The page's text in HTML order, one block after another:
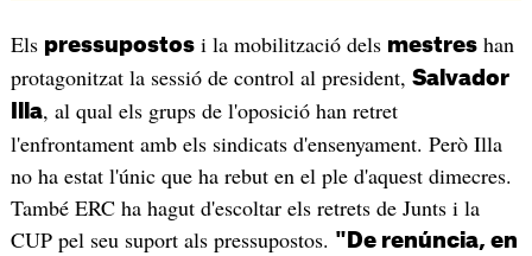
Els pressupostosi la mobilització dels mestreshan
protagonitzat la sessió de control al president, Salvador
Illa, al qual els grups de l'oposició han retret
l'enfrontament amb els sindicats d'ensenyament. Però Illa
no ha estat l'únic que ha rebut en el ple d'aquest dimecres.
També ERC ha hagut d'escoltar els retrets de Junts i la
CUP pel seu suport als pressupostos. "De renúncia, en